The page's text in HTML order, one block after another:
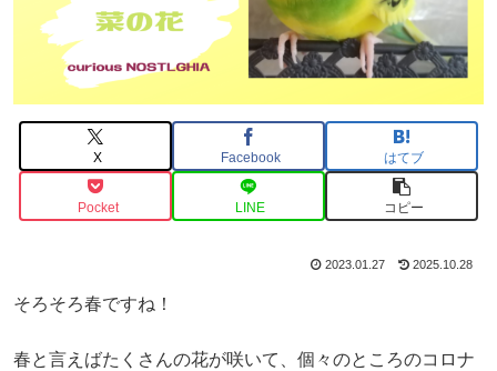
X Facebook はてブ
Pocket LINE コピー
2023.01.27 2025.10.28
そろそろ春ですね！
春と言えばたくさんの花が咲いて、個々のところのコロナ